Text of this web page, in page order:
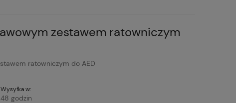
zestawem ratowniczym
ratowniczym do AED
Wysyłka w:
48 godzin